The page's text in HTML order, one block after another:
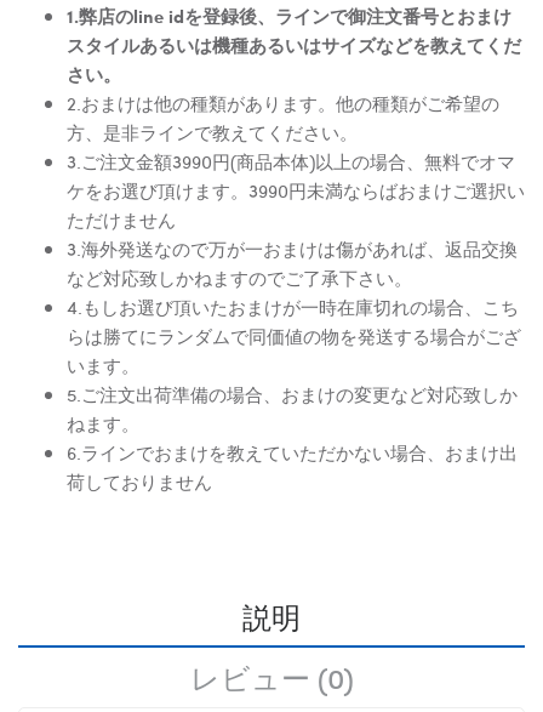
1.弊店のline idを登録後、ラインで御注文番号とおまけ
スタイルあるいは機種あるいはサイズなどを教えてくだ
さい。
2.おまけは他の種類があります。他の種類がご希望の
方、是非ラインで教えてください。
3.ご注文金額3990円(商品本体)以上の場合、無料でオマ
ケをお選び頂けます。3990円未満ならばおまけご選択い
ただけません
3.海外発送なので万が一おまけは傷があれば、返品交換
など対応致しかねますのでご了承下さい。
4.もしお選び頂いたおまけが一時在庫切れの場合、こち
らは勝てにランダムで同価値の物を発送する場合がござ
います。
5.ご注文出荷準備の場合、おまけの変更など対応致しか
ねます。
6.ラインでおまけを教えていただかない場合、おまけ出
荷しておりません
説明
レビュー (0)